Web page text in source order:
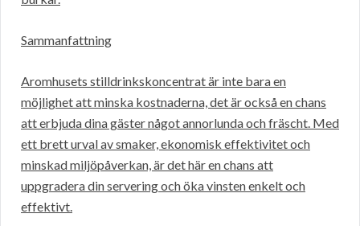
Sammanfattning
Aromhusets stilldrinkskoncentrat är inte bara en
möjlighet att minska kostnaderna, det är också en chans
att erbjuda dina gäster något annorlunda och fräscht. Med
ett brett urval av smaker, ekonomisk effektivitet och
minskad miljöpåverkan, är det här en chans att
uppgradera din servering och öka vinsten enkelt och
effektivt.